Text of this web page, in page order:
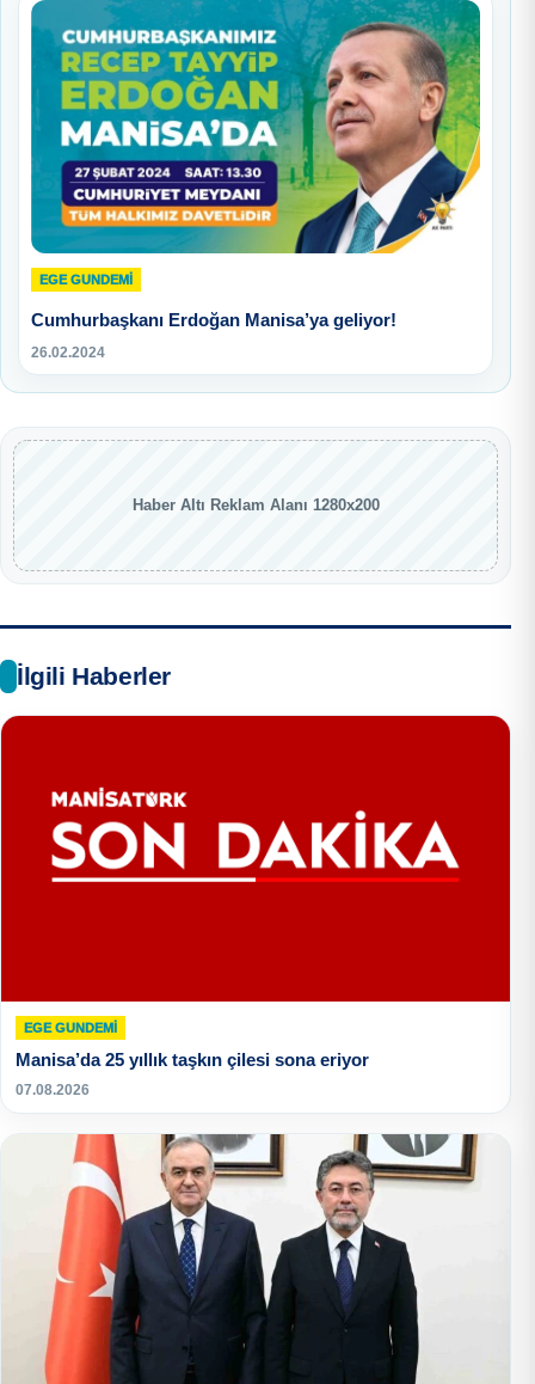
EGE GUNDEMİ
Cumhurbaşkanı Erdoğan Manisa’ya geliyor!
26.02.2024
Haber Altı Reklam Alanı 1280x200
İlgili Haberler
EGE GUNDEMİ
Manisa’da 25 yıllık taşkın çilesi sona eriyor
07.08.2026